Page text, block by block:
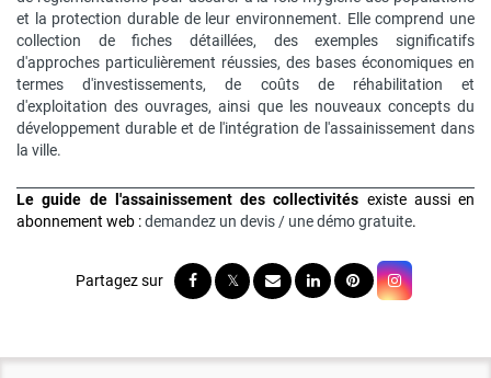
et la protection durable de leur environnement. Elle comprend une
collection de fiches détaillées, des exemples significatifs
d'approches particulièrement réussies, des bases économiques en
termes d'investissements, de coûts de réhabilitation et
d'exploitation des ouvrages, ainsi que les nouveaux concepts du
développement durable et de l'intégration de l'assainissement dans
la ville.
Le guide de l'assainissement des collectivités existe aussi en
abonnement web :demandez un devis / une démo gratuite.